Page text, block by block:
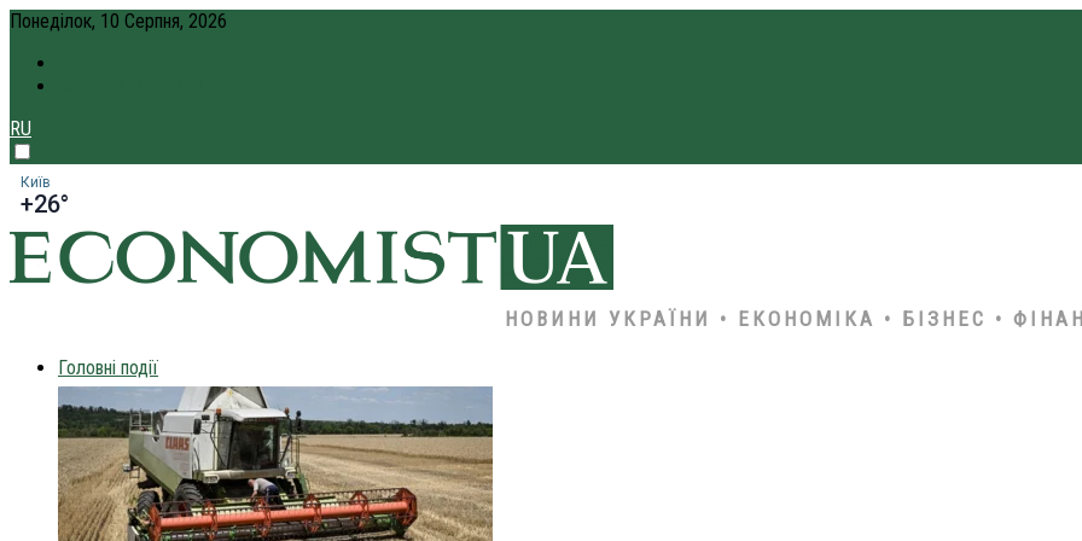
Понеділок, 10 Серпня, 2026
RU
Київ
+26°
НОВИНИ УКРАЇНИ • ЕКОНОМІКА • БІЗНЕС •
Головні події